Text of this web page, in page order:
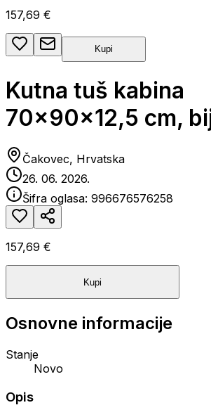
157,69 €
Kupi
Kutna tuš kabina
70x90x12,5 cm,
Čakovec, Hrvatska
26. 06. 2026.
Šifra oglasa: 996676576258
157,69 €
Kupi
Osnovne informacije
Stanje
Novo
Opis